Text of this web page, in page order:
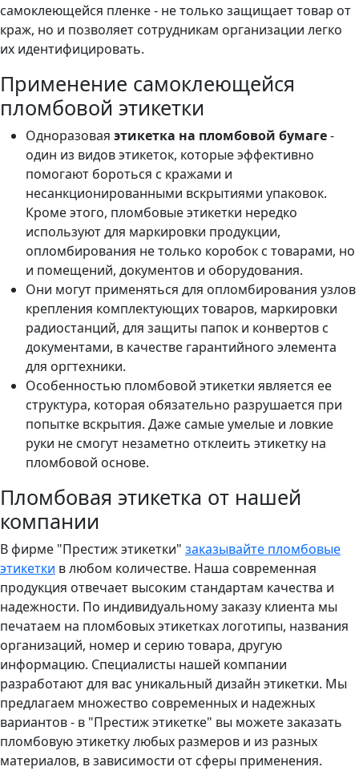
самоклеющейся пленке - не только защищает товар от
краж, но и позволяет сотрудникам организации легко
их идентифицировать.
Применение самоклеющейся
пломбовой этикетки
Одноразовая этикетка на пломбовой бумаге-
один из видов этикеток, которые эффективно
помогают бороться с кражами и
несанкционированными вскрытиями упаковок.
Кроме этого, пломбовые этикетки нередко
используют для маркировки продукции,
опломбирования не только коробок с товарами, но
и помещений, документов и оборудования.
Они могут применяться для опломбирования узлов
крепления комплектующих товаров, маркировки
радиостанций, для защиты папок и конвертов с
документами, в качестве гарантийного элемента
для оргтехники.
Особенностью пломбовой этикетки является ее
структура, которая обязательно разрушается при
попытке вскрытия. Даже самые умелые и ловкие
руки не смогут незаметно отклеить этикетку на
пломбовой основе.
Пломбовая этикетка от нашей
компании
В фирме "Престиж этикетки" заказывайте пломбовые
этикетки в любом количестве. Наша современная
продукция отвечает высоким стандартам качества и
надежности. По индивидуальному заказу клиента мы
печатаем на пломбовых этикетках логотипы, названия
организаций, номер и серию товара, другую
информацию. Специалисты нашей компании
разработают для вас уникальный дизайн этикетки. Мы
предлагаем множество современных и надежных
вариантов - в "Престиж этикетке" вы можете заказать
пломбовую этикетку любых размеров и из разных
материалов, в зависимости от сферы применения.